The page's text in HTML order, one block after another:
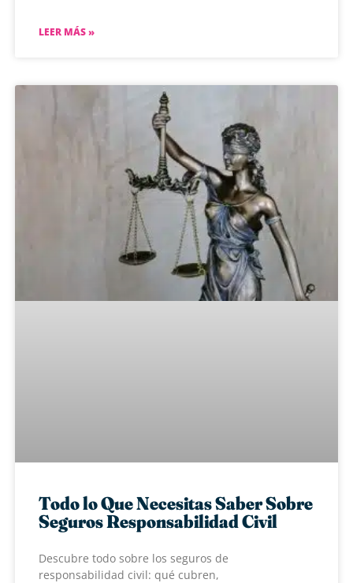
LEER MÁS »
Todo lo Que Necesitas Saber Sobre
Seguros Responsabilidad Civil
Descubre todo sobre los seguros de
responsabilidad civil: qué cubren,